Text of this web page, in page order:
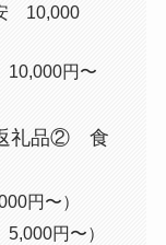
10,000
円〜
返礼品② 食
円〜）
円〜）